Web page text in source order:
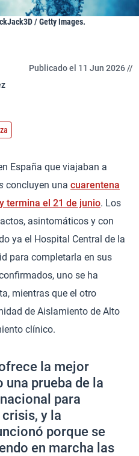
/ Getty Images.
Publicado el 11 Jun 2026 //
España que viajaban a
concluyen una cuarentena
termina el 21 de junio. Los
asintomáticos y con
ya el Hospital Central de la
para completarla en sus
uno se ha
mientras que el otro
de Aislamiento de Alto
clínico.
la mejor
una prueba de la
para
y la
porque se
en marcha las